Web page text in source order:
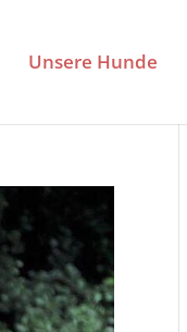
Unsere Hunde